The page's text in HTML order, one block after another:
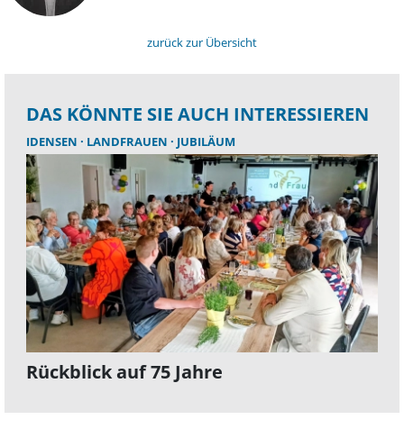
zurück zur Übersicht
DAS KÖNNTE SIE AUCH INTERESSIEREN
IDENSEN LANDFRAUEN JUBILÄUM
Rückblick auf 75 Jahre